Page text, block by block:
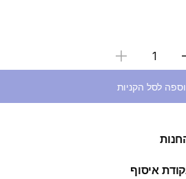
בחירת כמות
לסל הקניות
איסוף